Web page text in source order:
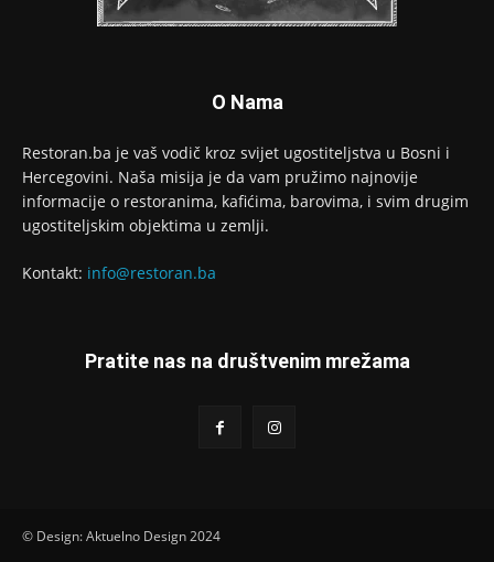
O Nama
Restoran.ba je vaš vodič kroz svijet ugostiteljstva u Bosni i
Hercegovini. Naša misija je da vam pružimo najnovije
informacije o restoranima, kafićima, barovima, i svim drugim
ugostiteljskim objektima u zemlji.
Kontakt: info@restoran.ba
Pratite nas na društvenim mrežama
© Design: Aktuelno Design 2024